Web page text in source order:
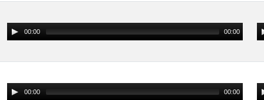
00:00 00:00
00:00 00:00